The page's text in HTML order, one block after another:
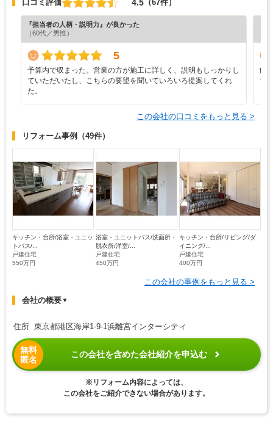
口コミ評価 4.5 （67件）
『担当者の人柄・説明力』が良かった
（60代／男性）
5
予算内で収まった。営業の方が施工に詳しく、説明もしっかりし
ていただいたし、こちらの要望を聞いていろいろ提案してくれ
た。
解
て
この会社の口コミをもっと見る >
リフォーム事例 （49件）
キッチン・台所/浴室・ユニッ
トバス/...
戸建住宅
550万円
浴室・ユニットバス/洗面所・
脱衣所/洋室/...
戸建住宅
450万円
キッチン・台所/リビング/ダ
イニング/...
戸建住宅
400万円
この会社の事例をもっと見る >
会社の概要▼
住所 東京都港区海岸1-9-1浜離宮インターシティ
無料
匿名
この会社を含めた会社紹介を申込む
※リフォーム内容によっては、
この会社をご紹介できない場合があります。